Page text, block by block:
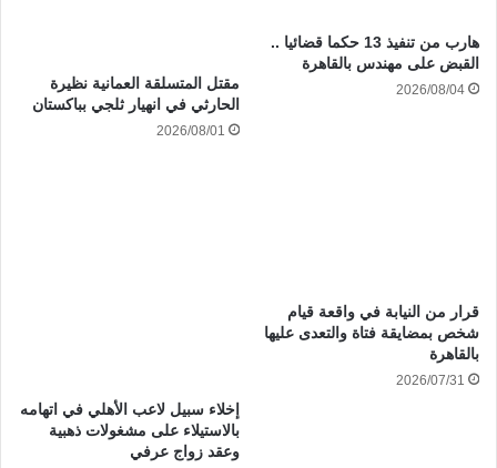
هارب من تنفيذ 13 حكما قضائيا ..
القبض على مهندس بالقاهرة
2026/08/04
مقتل المتسلقة العمانية نظيرة
الحارثي في انهيار ثلجي بباكستان
2026/08/01
قرار من النيابة في واقعة قيام
شخص بمضايقة فتاة والتعدى عليها
بالقاهرة
2026/07/31
إخلاء سبيل لاعب الأهلي في اتهامه
بالاستيلاء على مشغولات ذهبية
وعقد زواج عرفي